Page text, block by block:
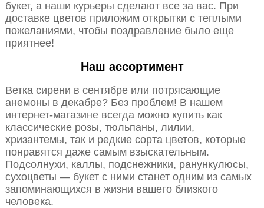
букет, а наши курьеры сделают все за вас. При
доставке цветов приложим открытки с теплыми
пожеланиями, чтобы поздравление было еще
приятнее!
Наш ассортимент
Ветка сирени в сентябре или потрясающие
анемоны в декабре? Без проблем! В нашем
интернет-магазине всегда можно купить как
классические розы, тюльпаны, лилии,
хризантемы, так и редкие сорта цветов, которые
понравятся даже самым взыскательным.
Подсолнухи, каллы, подснежники, ранункулюсы,
сухоцветы — букет с ними станет одним из самых
запоминающихся в жизни вашего близкого
человека.